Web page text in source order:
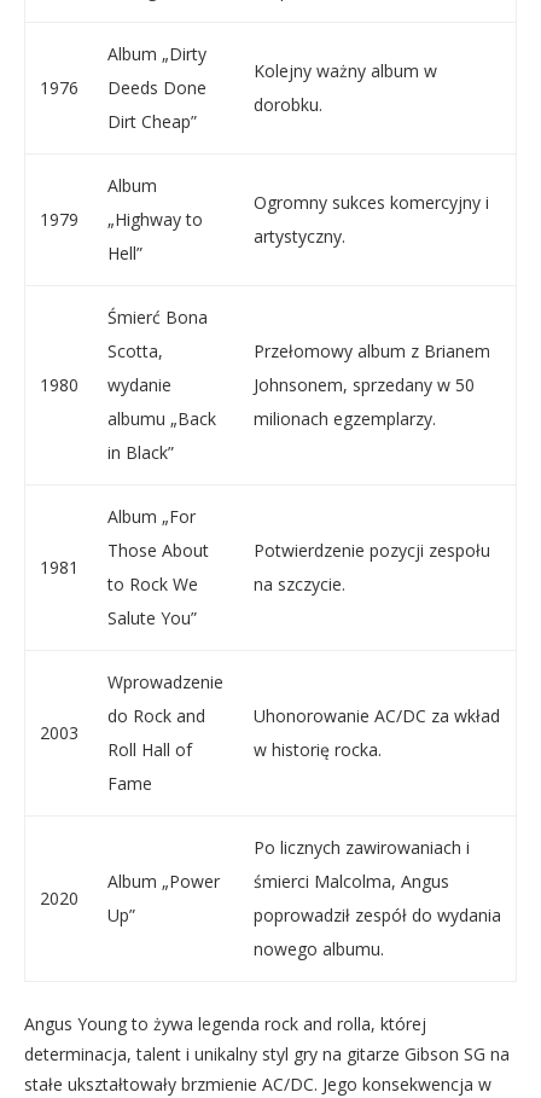
1976
Album „Dirty
Deeds Done
Dirt Cheap”
Kolejny ważny album w
dorobku.
1979
Album
„Highway to
Hell”
Ogromny sukces komercyjny i
artystyczny.
1980
Śmierć Bona
Scotta,
wydanie
albumu „Back
in Black”
Przełomowy album z Brianem
Johnsonem, sprzedany w 50
milionach egzemplarzy.
1981
Album „For
Those About
to Rock We
Salute You”
Potwierdzenie pozycji zespołu
na szczycie.
2003
Wprowadzenie
do Rock and
Roll Hall of
Fame
Uhonorowanie AC/DC za wkład
w historię rocka.
2020
Album „Power
Up”
Po licznych zawirowaniach i
śmierci Malcolma, Angus
poprowadził zespół do wydania
nowego albumu.
Angus Young to żywa legenda rock and rolla, której
determinacja, talent i unikalny styl gry na gitarze Gibson SG na
stałe ukształtowały brzmienie AC/DC. Jego konsekwencja w